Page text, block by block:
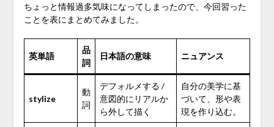
ちょっと情報過多気味になってしまったので、今回習った
ことを表にまとめてみました。
英単語
品
詞
日本語の意味 ニュアンス
stylize
動
詞
デフォルメする /
意図的にリアルか
ら外して描く
自分の美学に基
づいて、形や表
現を作り込む。